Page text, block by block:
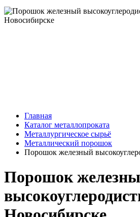
Главная
Каталог металлопроката
Металлургическое сырьё
Металлический порошок
Порошок железный
Порошок